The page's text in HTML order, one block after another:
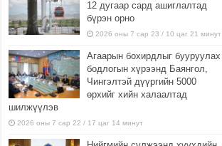
12 дугаар сард ашиглалтад
бүрэн орно
2026 оны 7 сар 23 / 10 цаг 21 минут
Агаарын бохирдлыг бууруулах
бодлогын хүрээнд Баянгол,
Чингэлтэй дүүргийн 5000
өрхийг хийн халаалтад
шилжүүлэв
2026 оны 7 сар 22 / 17 цаг 14 минут